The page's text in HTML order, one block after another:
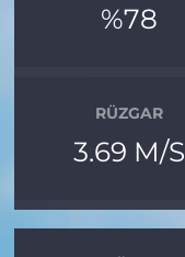
%78
RÜZGAR
3.69 M/S